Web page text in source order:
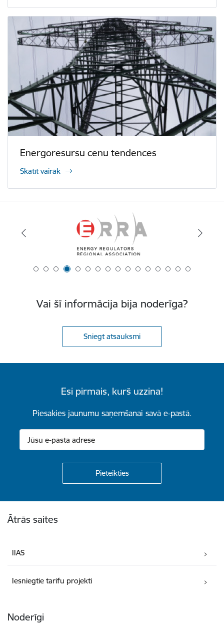
Energoresursu cenu tendences
Skatīt vairāk
Vai šī informācija bija noderīga?
Sniegt atsauksmi
Esi pirmais, kurš uzzina!
Piesakies jaunumu saņemšanai savā e-pastā.
Ātrās saites
IIAS
Iesniegtie tarifu projekti
Noderīgi